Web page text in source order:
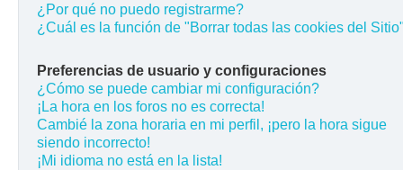
¿Por qué no puedo registrarme?
¿Cuál es la función de "Borrar todas las cookies del
Preferencias de usuario y configuraciones
¿Cómo se puede cambiar mi configuración?
¡La hora en los foros no es correcta!
Cambié la zona horaria en mi perfil, ¡pero la hora sigue
siendo incorrecto!
¡Mi idioma no está en la lista!